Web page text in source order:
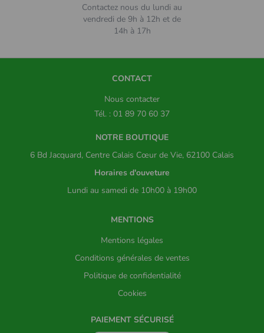
Contactez nous du lundi au
vendredi de 9h à 12h et de
14h à 17h
CONTACT
Nous contacter
Tél. : 01 89 70 60 37
NOTRE BOUTIQUE
6 Bd Jacquard, Centre Calais Cœur de Vie, 62100 Calais
Horaires d'ouveture
Lundi au samedi de 10h00 à 19h00
MENTIONS
Mentions légales
Conditions générales de ventes
Politique de confidentialité
Cookies
PAIEMENT SÉCURISÉ